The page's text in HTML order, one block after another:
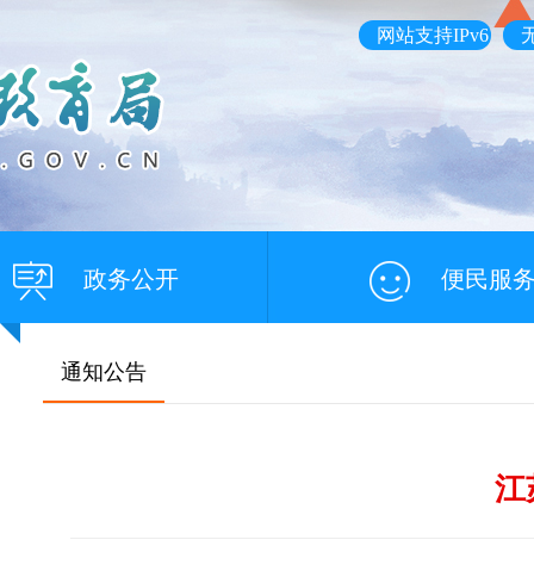
网站支持IPv6
政务公开 便民服
通知公告
江